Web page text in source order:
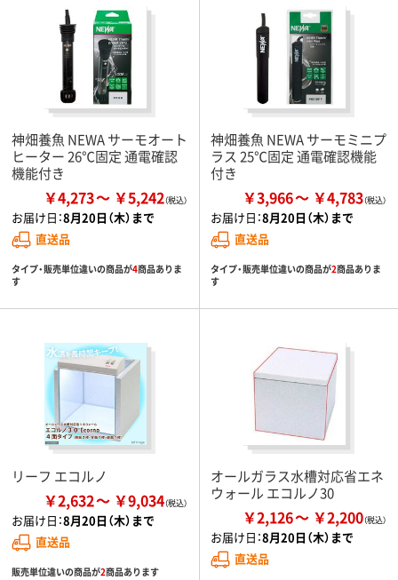
神畑養魚 NEWA サーモオート
ヒーター 26℃固定 通電確認
機能付き
￥4,273 ￥5,242
お届け日：8月20日（木）まで
直送品
タイプ・販売単位違いの商品が4商品ありま
す
神畑養魚 NEWA サーモミニプ
ラス 25℃固定 通電確認機能
付き
￥3,966 ￥4,783
お届け日：8月20日（木）まで
直送品
タイプ・販売単位違いの商品が2商品ありま
す
リーフ エコルノ
￥2,632 ￥9,034
お届け日：8月20日（木）まで
直送品
販売単位違いの商品が2商品あります
オールガラス水槽対応省エネ
ウォール エコルノ30
￥2,126 ￥2,200
お届け日：8月20日（木）まで
直送品